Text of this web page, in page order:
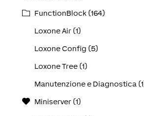
FunctionBlock (164)
Loxone Air (1)
Loxone Config (5)
Loxone Tree (1)
Manutenzione e Diagnostica
Miniserver (1)